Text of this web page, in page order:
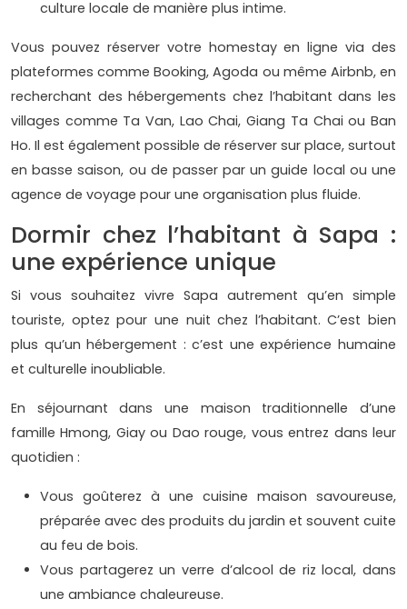
culture locale de manière plus intime.
Vous pouvez réserver votre homestay en ligne via des
plateformes comme Booking, Agoda ou même Airbnb, en
recherchant des hébergements chez l’habitant dans les
villages comme Ta Van, Lao Chai, Giang Ta Chai ou Ban
Ho. Il est également possible de réserver sur place, surtout
en basse saison, ou de passer par un guide local ou une
agence de voyage pour une organisation plus fluide.
Dormir chez l’habitant à Sapa :
une expérience unique
Si vous souhaitez vivre Sapa autrement qu’en simple
touriste, optez pour une nuit chez l’habitant. C’est bien
plus qu’un hébergement : c’est une expérience humaine
et culturelle inoubliable.
En séjournant dans une maison traditionnelle d’une
famille Hmong, Giay ou Dao rouge, vous entrez dans leur
quotidien :
Vous goûterez à une cuisine maison savoureuse,
préparée avec des produits du jardin et souvent cuite
au feu de bois.
Vous partagerez un verre d’alcool de riz local, dans
une ambiance chaleureuse.